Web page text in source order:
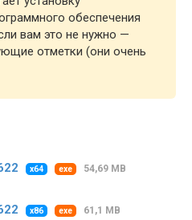
обеспечения
вам это не нужно —
отметки (они очень
x64 exe
54,69 MB
x86 exe
61,1 MB